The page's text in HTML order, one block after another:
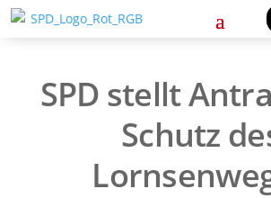
SPD stellt
Schutz